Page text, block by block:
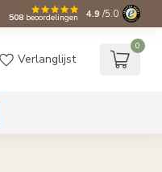
508 beoordelingen 4.9 /5.0
Verlanglijst
0